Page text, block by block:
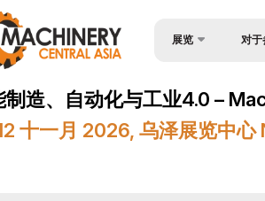
展览 对于
制造、自动化与工业4.0 –
十一月 2026, 乌泽展览中